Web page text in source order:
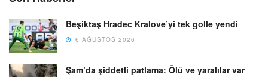
Beşiktaş Hradec Kralove’yi tek golle yendi
6 AĞUSTOS 2026
Şam’da şiddetli patlama: Ölü ve yaralılar var